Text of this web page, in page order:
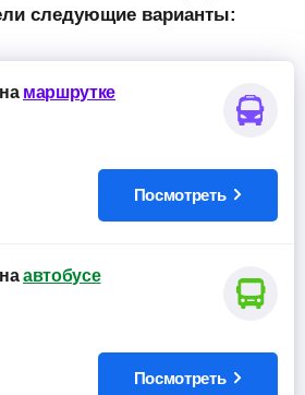
следующие варианты:
маршрутке
Посмотреть
автобусе
Посмотреть